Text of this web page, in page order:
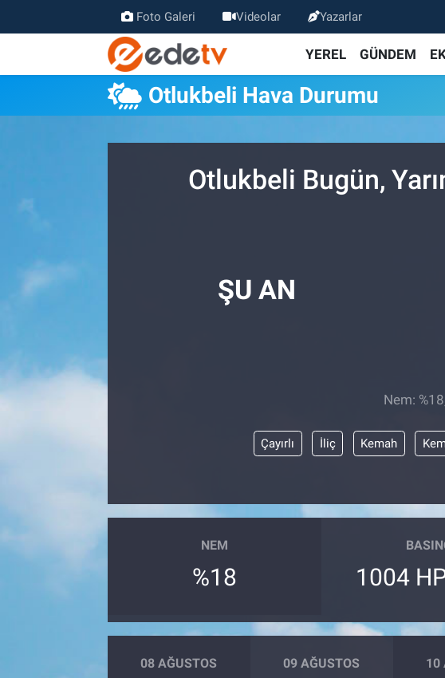
Foto Galeri Videolar Yazarlar
YEREL GÜNDEM
Otlukbeli Hava Durumu
Otlukbeli Bugün,
ŞU AN
Nem:
Çayırlı İliç Kemah
NEM
%18 1004
08 AĞUSTOS 09 AĞUSTOS 10